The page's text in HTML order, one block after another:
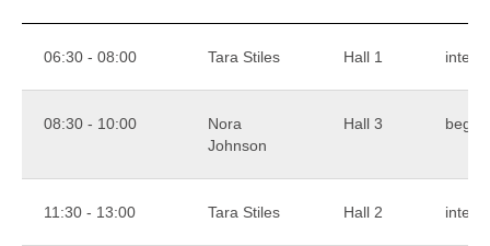
06:30 - 08:00 Tara Stiles Hall 1
08:30 - 10:00
Nora
Johnson
Hall 3
11:30 - 13:00 Tara Stiles Hall 2